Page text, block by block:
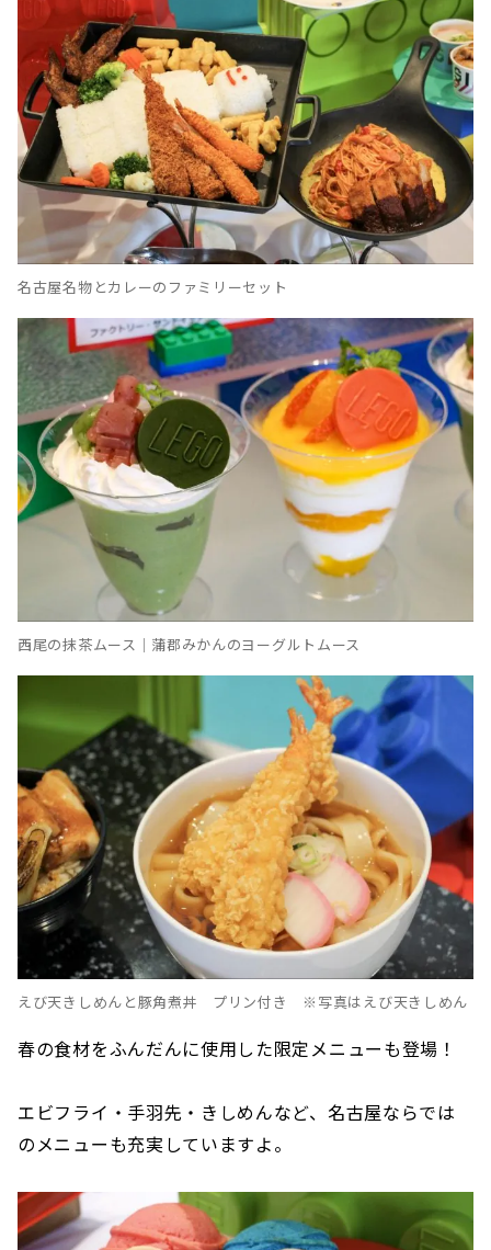
名古屋名物とカレーのファミリーセット
西尾の抹茶ムース｜蒲郡みかんのヨーグルトムース
えび天きしめんと豚角煮丼 プリン付き ※写真はえび天きしめん
春の食材をふんだんに使用した限定メニューも登場！
エビフライ・手羽先・きしめんなど、名古屋ならでは
のメニューも充実していますよ。